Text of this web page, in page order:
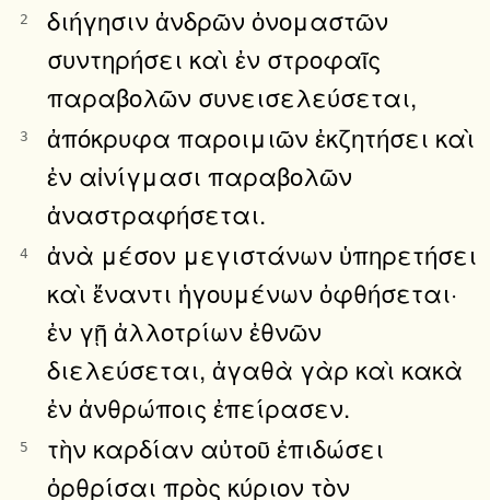
2
διήγησιν ἀνδρῶν ὀνομαστῶν
συντηρήσει καὶ ἐν στροφαῖς
παραβολῶν συνεισελεύσεται,
3
ἀπόκρυφα παροιμιῶν ἐκζητήσει καὶ
ἐν αἰνίγμασι παραβολῶν
ἀναστραφήσεται.
4
ἀνὰ μέσον μεγιστάνων ὑπηρετήσει
καὶ ἔναντι ἡγουμένων ὀφθήσεται·
ἐν γῇ ἀλλοτρίων ἐθνῶν
διελεύσεται, ἀγαθὰ γὰρ καὶ κακὰ
ἐν ἀνθρώποις ἐπείρασεν.
5
τὴν καρδίαν αὐτοῦ ἐπιδώσει
ὀρθρίσαι πρὸς κύριον τὸν